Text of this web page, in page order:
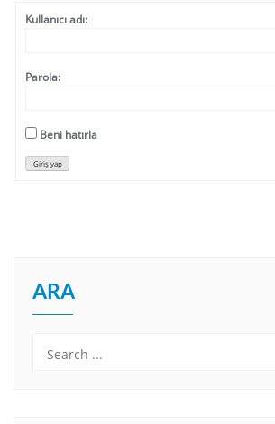
Kullanıcı adı:
Parola:
Beni hatırla
Giriş yap
ARA